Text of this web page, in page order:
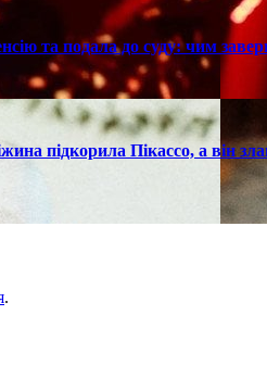
та подала до суду: чим
підкорила Пікассо, а він
.